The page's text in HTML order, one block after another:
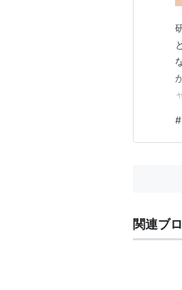
#
関連ブ